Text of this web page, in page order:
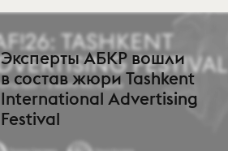
Эксперты АБКР вошли
в состав жюри Tashkent
International Advertising
Festival